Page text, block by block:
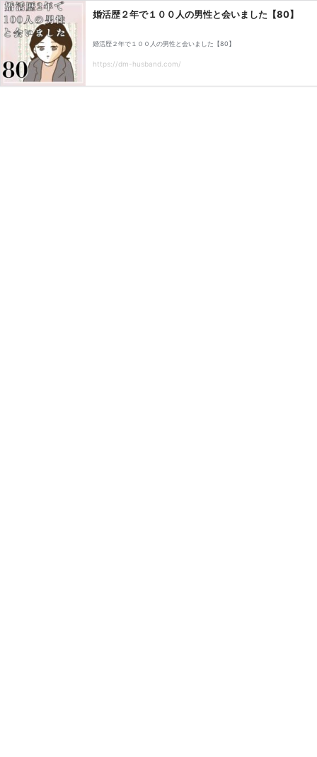
婚活歴２年で１００人の男性と会いました【80】
婚活歴２年で１００人の男性と会いました【80】
https://dm-husband.com/